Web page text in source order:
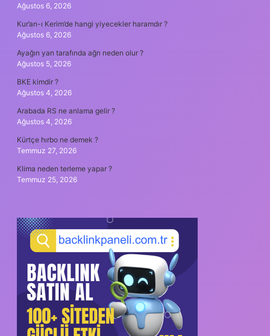
Ağustos 6, 2026
Kur’an-ı Kerim’de hangi yiyecekler haramdır ?
Ağustos 6, 2026
Ayağın yan tarafında ağrı neden olur ?
Ağustos 5, 2026
BKE kimdir ?
Ağustos 4, 2026
Arabada RS ne anlama gelir ?
Ağustos 4, 2026
Kürtçe hırbo ne demek ?
Temmuz 27, 2026
Klima neden terleme yapar ?
Temmuz 25, 2026